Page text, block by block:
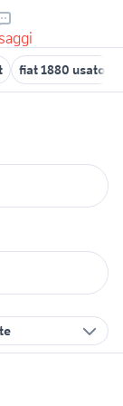
fiat 1880 usato